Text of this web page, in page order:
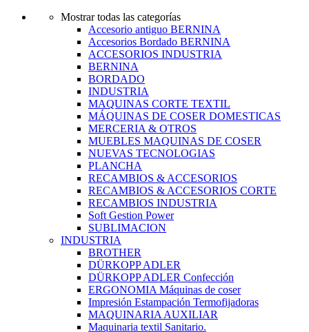
Mostrar todas las categorías
Accesorio antiguo BERNINA
Accesorios Bordado BERNINA
ACCESORIOS INDUSTRIA
BERNINA
BORDADO
INDUSTRIA
MAQUINAS CORTE TEXTIL
MÁQUINAS DE COSER DOMESTICAS
MERCERIA & OTROS
MUEBLES MAQUINAS DE COSER
NUEVAS TECNOLOGIAS
PLANCHA
RECAMBIOS & ACCESORIOS
RECAMBIOS & ACCESORIOS CORTE
RECAMBIOS INDUSTRIA
Soft Gestion Power
SUBLIMACION
INDUSTRIA
BROTHER
DÜRKOPP ADLER
DÜRKOPP ADLER Confección
ERGONOMIA Máquinas de coser
Impresión Estampación Termofijadoras
MAQUINARIA AUXILIAR
Maquinaria textil Sanitario.